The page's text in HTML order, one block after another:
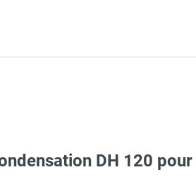
tête réglable - HUSQVARNA
DH 120